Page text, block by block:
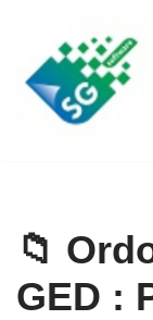
Aller
au
contenu
📁
GED :